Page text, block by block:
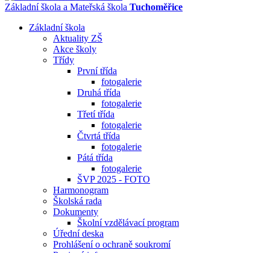
Základní škola a Mateřská škola Tuchoměřice
Základní škola
Aktuality ZŠ
Akce školy
Třídy
První třída
fotogalerie
Druhá třída
fotogalerie
Třetí třída
fotogalerie
Čtvrtá třída
fotogalerie
Pátá třída
fotogalerie
ŠVP 2025 - FOTO
Harmonogram
Školská rada
Dokumenty
Školní vzdělávací program
Úřední deska
Prohlášení o ochraně soukromí